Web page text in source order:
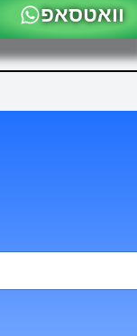
וואטסאפ